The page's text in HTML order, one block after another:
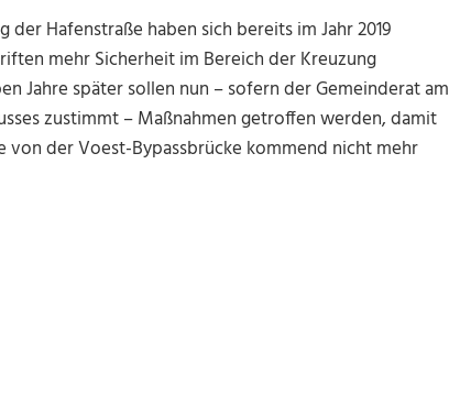
Hafenstraße haben sich bereits im Jahr 2019
mehr Sicherheit im Bereich der Kreuzung
Jahre später sollen nun – sofern der Gemeinderat am
zustimmt – Maßnahmen getroffen werden, damit
der Voest-Bypassbrücke kommend nicht mehr